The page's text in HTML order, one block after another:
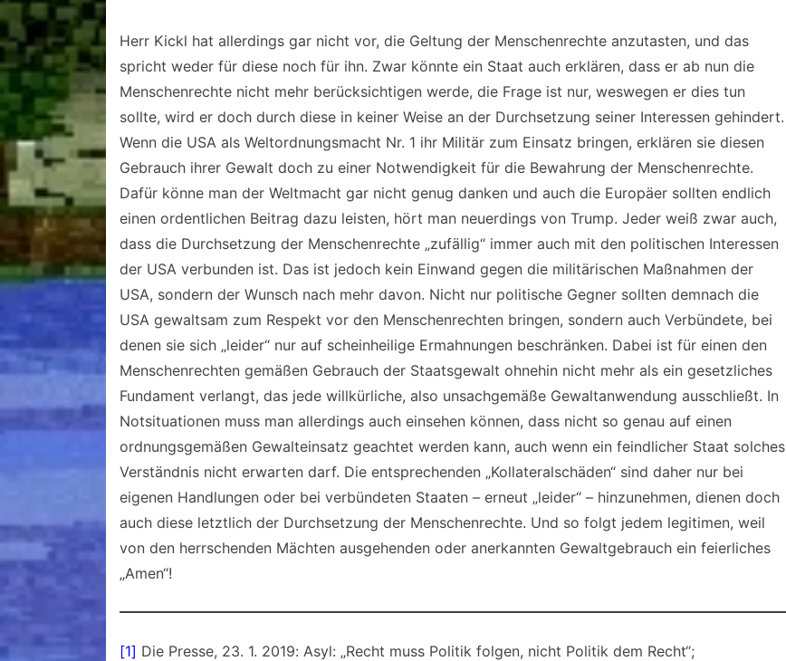
Herr Kickl hat allerdings gar nicht vor, die Geltung der Menschenrechte anzutasten, und das
spricht weder für diese noch für ihn. Zwar könnte ein Staat auch erklären, dass er ab nun die
Menschenrechte nicht mehr berücksichtigen werde, die Frage ist nur, weswegen er dies tun
sollte, wird er doch durch diese in keiner Weise an der Durchsetzung seiner Interessen gehindert.
Wenn die USA als Weltordnungsmacht Nr. 1 ihr Militär zum Einsatz bringen, erklären sie diesen
Gebrauch ihrer Gewalt doch zu einer Notwendigkeit für die Bewahrung der Menschenrechte.
Dafür könne man der Weltmacht gar nicht genug danken und auch die Europäer sollten endlich
einen ordentlichen Beitrag dazu leisten, hört man neuerdings von Trump. Jeder weiß zwar auch,
dass die Durchsetzung der Menschenrechte „zufällig“ immer auch mit den politischen Interessen
der USA verbunden ist. Das ist jedoch kein Einwand gegen die militärischen Maßnahmen der
USA, sondern der Wunsch nach mehr davon. Nicht nur politische Gegner sollten demnach die
USA gewaltsam zum Respekt vor den Menschenrechten bringen, sondern auch Verbündete, bei
denen sie sich „leider“ nur auf scheinheilige Ermahnungen beschränken. Dabei ist für einen den
Menschenrechten gemäßen Gebrauch der Staatsgewalt ohnehin nicht mehr als ein gesetzliches
Fundament verlangt, das jede willkürliche, also unsachgemäße Gewaltanwendung ausschließt. In
Notsituationen muss man allerdings auch einsehen können, dass nicht so genau auf einen
ordnungsgemäßen Gewalteinsatz geachtet werden kann, auch wenn ein feindlicher Staat solches
Verständnis nicht erwarten darf. Die entsprechenden „Kollateralschäden“ sind daher nur bei
eigenen Handlungen oder bei verbündeten Staaten – erneut „leider“ – hinzunehmen, dienen doch
auch diese letztlich der Durchsetzung der Menschenrechte. Und so folgt jedem legitimen, weil
von den herrschenden Mächten ausgehenden oder anerkannten Gewaltgebrauch ein feierliches
„Amen“!
[1] Die Presse, 23. 1. 2019: Asyl: „Recht muss Politik folgen, nicht Politik dem Recht“;